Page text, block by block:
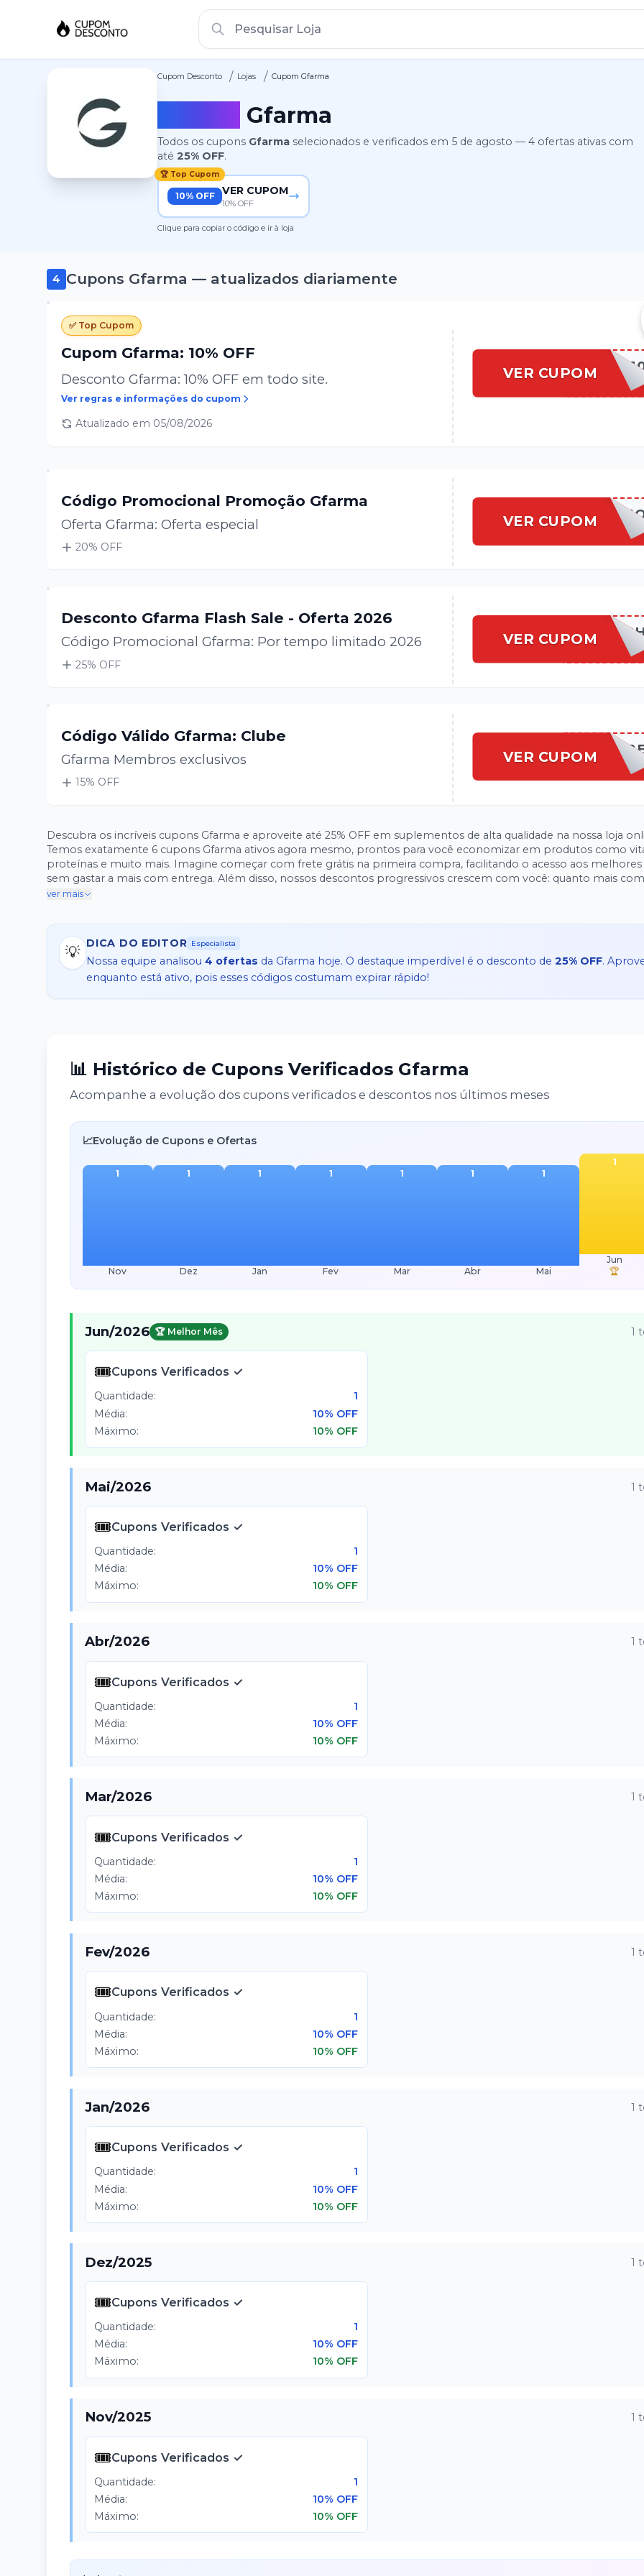
Cupom Desconto / Lojas / Cupom Gfarma
Gfarma
Todos os cupons Gfarma selecionados e verificados em 5 de agosto —4 ofertas ativas com
até25% OFF.
🏆 Top Cupom
10% OFF VER CUPOM
10% OFF
Clique para copiar o código e ir à loja
4 Cupons Gfarma — atualizados diariamente
✅ Top Cupom
Cupom Gfarma: 10% OFF
Desconto Gfarma: 10% OFF em todo site.
Ver regras e informações do cupom
Atualizado em 05/08/2026
VER CUPOM
Código Promocional Promoção Gfarma
Oferta Gfarma: Oferta especial
20% OFF
VER CUPOM
Desconto Gfarma Flash Sale - Oferta 2026
Código Promocional Gfarma: Por tempo limitado 2026
25% OFF
VER CUPOM
GFARMAFLASH
Código Válido Gfarma: Clube
Gfarma Membros exclusivos
15% OFF
VER CUPOM
Descubra os incríveis cupons Gfarma e aproveite até 25% OFF em suplementos de alta qualidade na nossa loja
Temos exatamente 6 cupons Gfarma ativos agora mesmo, prontos para você economizar em produtos como
proteínas e muito mais. Imagine começar com frete grátis na primeira compra, facilitando o acesso aos melhores
sem gastar a mais com entrega. Além disso, nossos descontos progressivos crescem com você: quanto mais
maior o desconto, chegando facilmente a até 25
ver mais
💡
DICA DO EDITOR Especialista
Nossa equipe analisou4 ofertas da Gfarma hoje. O destaque imperdível é o desconto de25% OFF.
enquanto está ativo, pois esses códigos costumam expirar rápido!
📊 Histórico de Cupons Verificados Gfarma
Acompanhe a evolução dos cupons verificados e descontos nos últimos meses
📈Evolução de Cupons e Ofertas
1
Nov
1
Dez
1
Jan
1
Fev
1
Mar
1
Abr
1
Mai
1
Jun
🏆
Jun/2026 🏆 Melhor Mês 1
🎟️Cupons Verificados ✓
Quantidade:
1
Média:
10% OFF
Máximo:
10% OFF
Mai/2026 1
🎟️Cupons Verificados ✓
Quantidade:
1
Média:
10% OFF
Máximo:
10% OFF
Abr/2026 1
🎟️Cupons Verificados ✓
Quantidade:
1
Média:
10% OFF
Máximo:
10% OFF
Mar/2026 1
🎟️Cupons Verificados ✓
Quantidade:
1
Média:
10% OFF
Máximo:
10% OFF
Fev/2026 1
🎟️Cupons Verificados ✓
Quantidade:
1
Média:
10% OFF
Máximo:
10% OFF
Jan/2026 1
🎟️Cupons Verificados ✓
Quantidade:
1
Média:
10% OFF
Máximo:
10% OFF
Dez/2025 1
🎟️Cupons Verificados ✓
Quantidade:
1
Média:
10% OFF
Máximo:
10% OFF
Nov/2025 1
🎟️Cupons Verificados ✓
Quantidade:
1
Média:
10% OFF
Máximo:
10% OFF